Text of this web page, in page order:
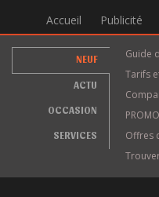
Accueil Publicité
NEUF
ACTU
OCCASION
SERVICES
Guide
Tarifs
PROMO
Offres